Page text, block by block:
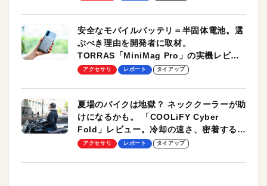
安全なモバイルバッテリ＝半固体電池。選
ぶべき理由を開発者に取材。
TORRAS「MiniMag Pro」の実機レビュ
ーも
アクセサリ レポート タイアップ
夏場のバイクは地獄？ ネッククーラーが助
けになるかも。 「COOLiFY Cyber
Fold」レビュー。冷却の速さ、密着する冷
却プレート、シンプルな操作性がグッド！
アクセサリ レポート タイアップ